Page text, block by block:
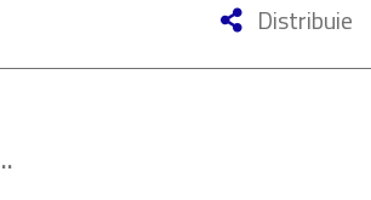
Distribuie